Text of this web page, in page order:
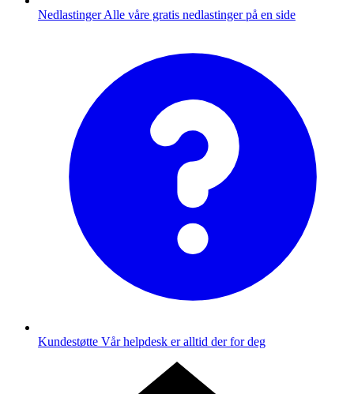
Nedlastinger Alle våre gratis nedlastinger på en side
Kundestøtte Vår helpdesk er alltid der for deg